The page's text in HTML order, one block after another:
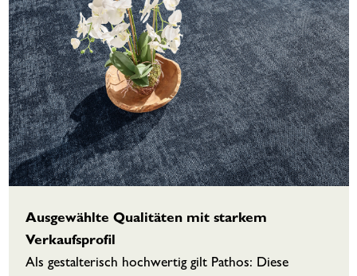
Ausgewählte Qualitäten mit starkem
Verkaufsprofil
Als gestalterisch hochwertig gilt Pathos: Diese